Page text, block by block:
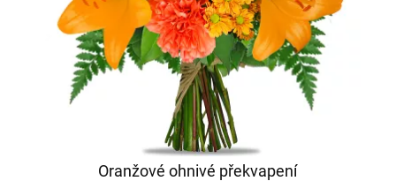
Oranžové ohnivé překvapení